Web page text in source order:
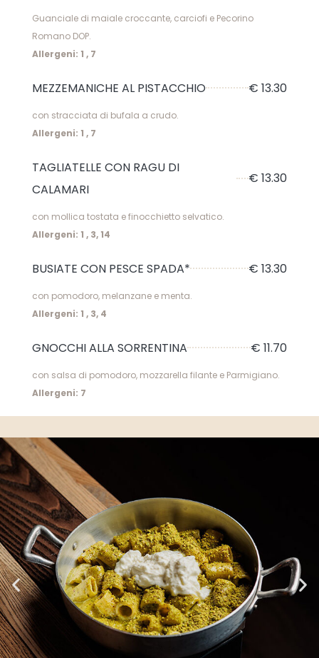
Guanciale di maiale croccante, carciofi e Pecorino
Romano DOP.
Allergeni: 1 , 7
MEZZEMANICHE AL PISTACCHIO € 13.30
con stracciata di bufala a crudo.
Allergeni: 1 , 7
TAGLIATELLE CON RAGU DI
CALAMARI
€ 13.30
con mollica tostata e finocchietto selvatico.
Allergeni: 1 , 3, 14
BUSIATE CON PESCE SPADA* € 13.30
con pomodoro, melanzane e menta.
Allergeni: 1 , 3, 4
GNOCCHI ALLA SORRENTINA € 11.70
con salsa di pomodoro, mozzarella filante e Parmigiano.
Allergeni: 7